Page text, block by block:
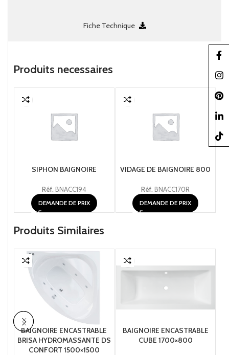
Fiche Technique
Produits necessaire​s
SIPHON BAIGNOIRE
Réf. BNACC194
DEMANDE DE PRIX
VIDAGE DE BAIGNOIRE 800
Réf.BNACC170R
DEMANDE DE PRIX
Produits Similaires
BAIGNOIRE ENCASTRABLE
BRISA HYDROMASSANTE DS
CONFORT 1500×1500
BAIGNOIRE ENCASTRABLE
CUBE 1700×800